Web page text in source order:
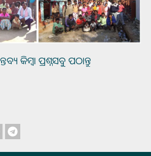
କିମ୍ବା ପ୍ରଶ୍ନସବୁ ପଠାନ୍ତୁ